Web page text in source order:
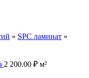
» SPC ламинат »
2 200.00 ₽ м²